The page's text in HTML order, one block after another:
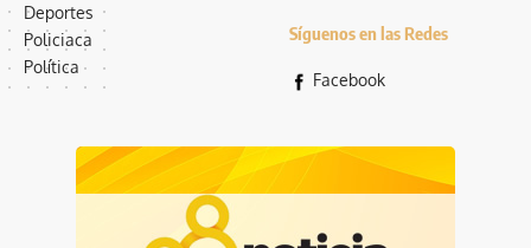
Deportes
Policiaca
Política
Síguenos en las Redes
Facebook